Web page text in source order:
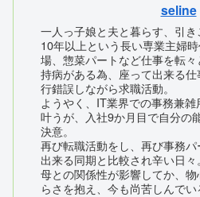
seline
一人っ子娘と夫と暮らす、引き
10年以上という長い専業主婦
場、惣菜パートなど仕事を転々
持病がある為、座って出来る
行錯誤しながら求職活動。
ようやく、IT業界での事務兼
叶うが、入社9か月目で自分の
決意。
再び転職活動をし、再び事務パ
出来る同期と比較され辛い日々。
母との関係性が影響してか、
らさを抱え、今も尚苦しんでい